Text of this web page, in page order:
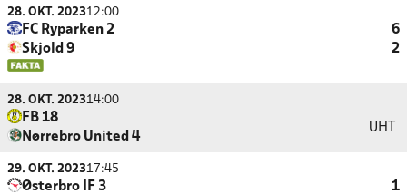
28. OKT. 202312:00
FC Ryparken 2
6
Skjold 9
2
28. OKT. 202314:00
FB 18
Nørrebro United 4
UHT
29. OKT. 202317:45
Østerbro IF 3
1